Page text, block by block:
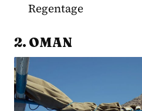
Regentage
2. OMAN